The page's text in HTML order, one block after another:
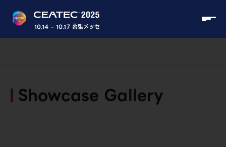
10.14 - 10.17 幕張メッセ
Showcase Gallery